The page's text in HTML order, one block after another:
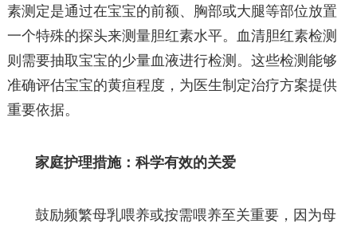
素测定是通过在宝宝的前额、胸部或大腿等部位放置
一个特殊的探头来测量胆红素水平。血清胆红素检测
则需要抽取宝宝的少量血液进行检测。这些检测能够
准确评估宝宝的黄疸程度，为医生制定治疗方案提供
重要依据。
家庭护理措施：科学有效的关爱
鼓励频繁母乳喂养或按需喂养至关重要，因为母